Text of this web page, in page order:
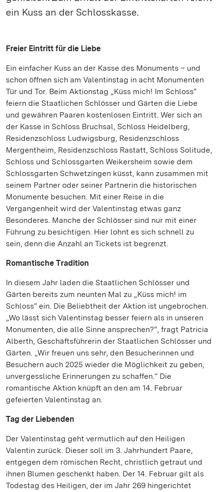
ein Kuss an der Schlosskasse.
Freier Eintritt für die Liebe
Ein einfacher Kuss an der Kasse des Monuments – und
schon öffnen sich am Valentinstag in acht Monumenten
Tür und Tor. Beim Aktionstag „Küss mich! Im Schloss“
feiern die Staatlichen Schlösser und Gärten die Liebe
und gewähren Paaren kostenlosen Eintritt. Wer sich an
der Kasse in Schloss Bruchsal, Schloss Heidelberg,
Residenzschloss Ludwigsburg, Residenzschloss
Mergentheim, Residenzschloss Rastatt, Schloss Solitude,
Schloss und Schlossgarten Weikersheim sowie dem
Schlossgarten Schwetzingen küsst, kann zusammen mit
seinem Partner oder seiner Partnerin die historischen
Monumente besuchen. Mit einer Reise in die
Vergangenheit wird der Valentinstag etwas ganz
Besonderes. Manche der Schlösser sind nur mit einer
Führung zu besichtigen. Hier lohnt es sich schnell zu
sein, denn die Anzahl an Tickets ist begrenzt.
Romantische Tradition
In diesem Jahr laden die Staatlichen Schlösser und
Gärten bereits zum neunten Mal zu „Küss mich! im
Schloss“ ein. Die Beliebtheit der Aktion ist ungebrochen.
„Wo lässt sich Valentinstag besser feiern als in unseren
Monumenten, die alle Sinne ansprechen?“, fragt Patricia
Alberth, Geschäftsführerin der Staatlichen Schlösser und
Gärten. „Wir freuen uns sehr, den Besucherinnen und
Besuchern auch 2025 wieder die Möglichkeit zu geben,
unvergessliche Erinnerungen zu schaffen.“ Die
romantische Aktion knüpft an den am 14. Februar
gefeierten Valentinstag an.
Tag der Liebenden
Der Valentinstag geht vermutlich auf den Heiligen
Valentin zurück. Dieser soll im 3. Jahrhundert Paare,
entgegen dem römischen Recht, christlich getraut und
ihnen Blumen geschenkt haben. Der 14. Februar gilt als
Todestag des Heiligen, der im Jahr 269 hingerichtet